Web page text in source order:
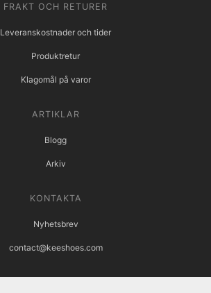
FRAKT OCH RETURER
Leveranskostnader och tider
Produktretur
Klagomål på varor
ARTIKLAR
Blogg
Arkiv
KONTAKTA
Nyhetsbrev
contact@keeshoes.com